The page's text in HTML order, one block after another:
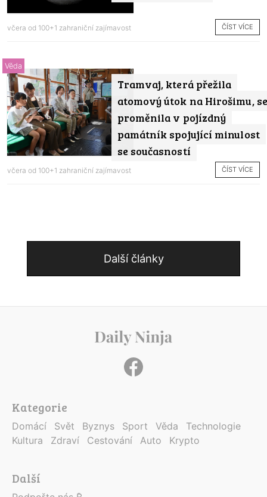
včera od 100+1 zahraniční zajímavost ČÍST VÍCE
Tramvaj, která přežila
atomový útok na Hirošimu, se
proměnila v pojízdný
památník spojující minulost
se současností
Věda
včera od 100+1 zahraniční zajímavost ČÍST VÍCE
Další články
Kategorie
Domácí Svět Byznys Sport Věda
Technologie
Kultura
Zdraví Cestování Auto Krypto
Další